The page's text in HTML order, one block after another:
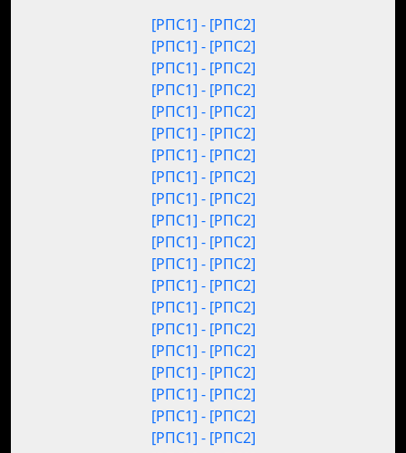
[РПС1] - [РПС2]
[РПС1] - [РПС2]
[РПС1] - [РПС2]
[РПС1] - [РПС2]
[РПС1] - [РПС2]
[РПС1] - [РПС2]
[РПС1] - [РПС2]
[РПС1] - [РПС2]
[РПС1] - [РПС2]
[РПС1] - [РПС2]
[РПС1] - [РПС2]
[РПС1] - [РПС2]
[РПС1] - [РПС2]
[РПС1] - [РПС2]
[РПС1] - [РПС2]
[РПС1] - [РПС2]
[РПС1] - [РПС2]
[РПС1] - [РПС2]
[РПС1] - [РПС2]
[РПС1] - [РПС2]